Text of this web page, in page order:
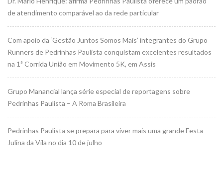
de atendimento comparável ao da rede particular
Com apoio da ‘Gestão Juntos Somos Mais’ integrantes do Grupo
Runners de Pedrinhas Paulista conquistam excelentes resultados
na 1ª Corrida União em Movimento 5K, em Assis
Grupo Manancial lança série especial de reportagens sobre
Pedrinhas Paulista – A Roma Brasileira
Pedrinhas Paulista se prepara para viver mais uma grande Festa
Julina da Vila no dia 10 de julho